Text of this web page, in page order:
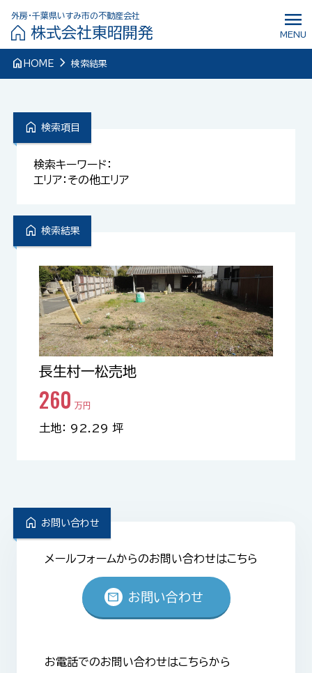
外房・千葉県いすみ市の不動産会社
株式会社東昭開発 menu
MENU
home HOME navigate_next 検索結果
home 検索項目
検索キーワード：
エリア：その他エリア
home 検索結果
長生村一松売地
260 万円
土地： 92.29 坪
home お問い合わせ
メールフォームからのお問い合わせはこちら
mail お問い合わせ
お電話でのお問い合わせはこちらから